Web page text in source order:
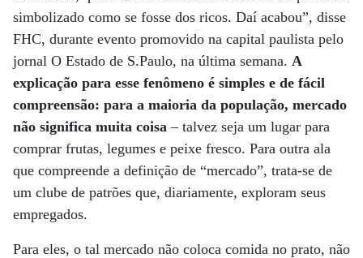
simbolizado como se fosse dos ricos. Daí acabou”, disse
FHC, durante evento promovido na capital paulista pelo
jornal O Estado de S.Paulo, na última semana. A
explicação para esse fenômeno é simples e de fácil
compreensão: para a maioria da população, mercado
não significa muita coisa – talvez seja um lugar para
comprar frutas, legumes e peixe fresco. Para outra ala
que compreende a definição de “mercado”, trata-se de
um clube de patrões que, diariamente, exploram seus
empregados.
Para eles, o tal mercado não coloca comida no prato, não